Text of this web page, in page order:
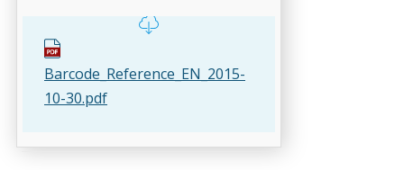
Barcode_Reference_EN_2015-
10-30.pdf